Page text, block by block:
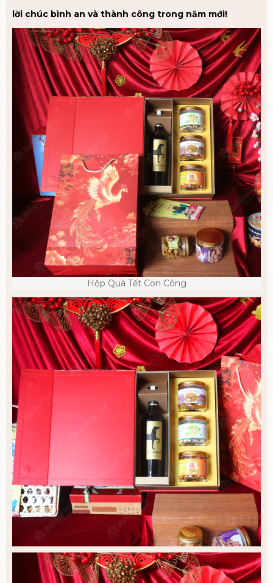
lời chúc bình an và thành công trong năm mới!
Hộp Quà Tết Con Công